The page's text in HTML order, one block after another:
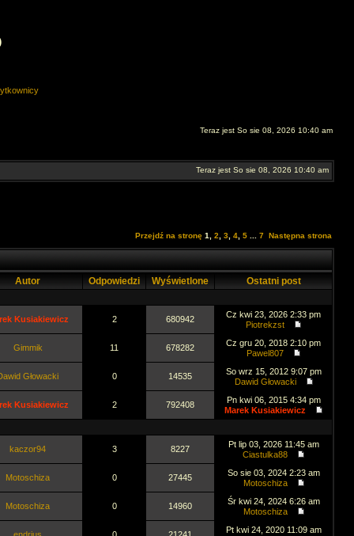
Teraz jest So sie 08, 2026 10:40 am
Teraz jest So sie 08, 2026 10:40 am
Przejdź na stronę 1 2 3 4 5 7 Następna strona
Autor Odpowiedzi Wyświetlone Ostatni post
Kusiakiewicz 2 680942
Cz kwi 23, 2026 2:33 pm
Piotrekzst
Gimmik 11 678282
Cz gru 20, 2018 2:10 pm
Pawel807
Głowacki 0 14535
So wrz 15, 2012 9:07 pm
Dawid Głowacki
Kusiakiewicz 2 792408
Pn kwi 06, 2015 4:34 pm
Marek Kusiakiewicz
kaczor94 3 8227
Pt lip 03, 2026 11:45 am
Ciastulka88
Motoschiza 0 27445
So sie 03, 2024 2:23 am
Motoschiza
Motoschiza 0 14960
Śr kwi 24, 2024 6:26 am
Motoschiza
Pt kwi 24, 2020 11:09 am